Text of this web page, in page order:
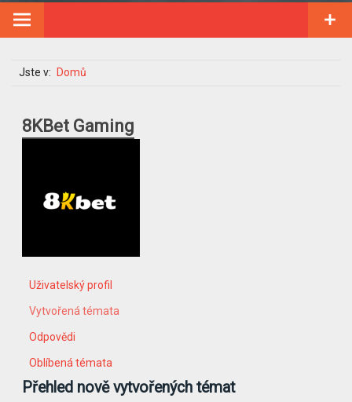
Jste v: Domů
8KBet Gaming
Uživatelský profil
Vytvořená témata
Odpovědi
Oblíbená témata
Přehled nově vytvořených témat